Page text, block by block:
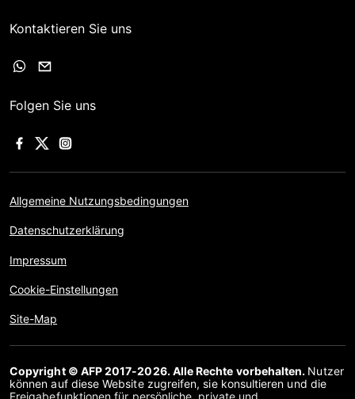
Kontaktieren Sie uns
Folgen Sie uns
Allgemeine Nutzungsbedingungen
Datenschutzerklärung
Impressum
Cookie-Einstellungen
Site-Map
Copyright © AFP 2017-2026. Alle Rechte vorbehalten. Nutzer
können auf diese Website zugreifen, sie konsultieren und die
Freigabefunktionen für persönliche, private und